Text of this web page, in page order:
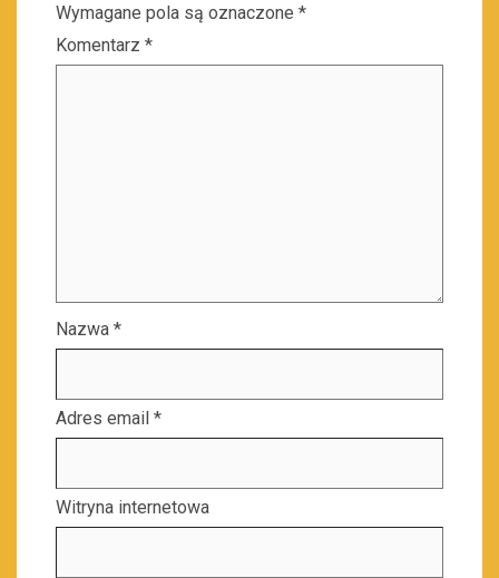
Wymagane pola są oznaczone *
Komentarz *
Nazwa *
Adres email *
Witryna internetowa